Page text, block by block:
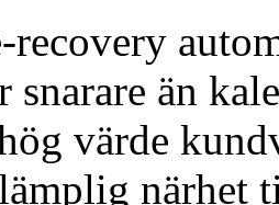
recovery
snarare än
värde
närhet